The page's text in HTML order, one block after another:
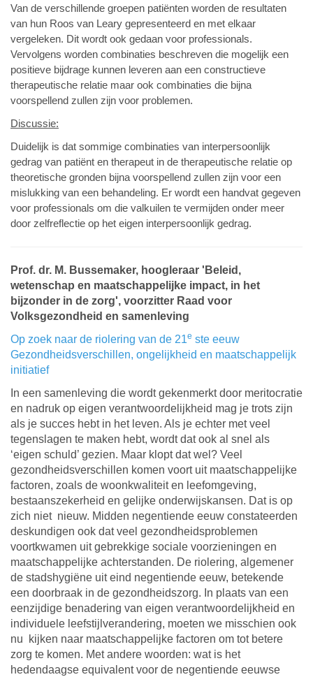
Van de verschillende groepen patiënten worden de resultaten
van hun Roos van Leary gepresenteerd en met elkaar
vergeleken. Dit wordt ook gedaan voor professionals.
Vervolgens worden combinaties beschreven die mogelijk een
positieve bijdrage kunnen leveren aan een constructieve
therapeutische relatie maar ook combinaties die bijna
voorspellend zullen zijn voor problemen.
Discussie:
Duidelijk is dat sommige combinaties van interpersoonlijk
gedrag van patiënt en therapeut in de therapeutische relatie op
theoretische gronden bijna voorspellend zullen zijn voor een
mislukking van een behandeling. Er wordt een handvat gegeven
voor professionals om die valkuilen te vermijden onder meer
door zelfreflectie op het eigen interpersoonlijk gedrag.
Prof. dr. M. Bussemaker, hoogleraar 'Beleid,
wetenschap en maatschappelijke impact, in het
bijzonder in de zorg', voorzitter Raad voor
Volksgezondheid en samenleving
Op zoek naar de riolering van de 21e ste eeuw
Gezondheidsverschillen, ongelijkheid en maatschappelijk
initiatief
In een samenleving die wordt gekenmerkt door meritocratie
en nadruk op eigen verantwoordelijkheid mag je trots zijn
als je succes hebt in het leven. Als je echter met veel
tegenslagen te maken hebt, wordt dat ook al snel als
‘eigen schuld’ gezien. Maar klopt dat wel? Veel
gezondheidsverschillen komen voort uit maatschappelijke
factoren, zoals de woonkwaliteit en leefomgeving,
bestaanszekerheid en gelijke onderwijskansen. Dat is op
zich niet nieuw. Midden negentiende eeuw constateerden
deskundigen ook dat veel gezondheidsproblemen
voortkwamen uit gebrekkige sociale voorzieningen en
maatschappelijke achterstanden. De riolering, algemener
de stadshygiëne uit eind negentiende eeuw, betekende
een doorbraak in de gezondheidszorg. In plaats van een
eenzijdige benadering van eigen verantwoordelijkheid en
individuele leefstijlverandering, moeten we misschien ook
nu kijken naar maatschappelijke factoren om tot betere
zorg te komen. Met andere woorden: wat is het
hedendaagse equivalent voor de negentiende eeuwse